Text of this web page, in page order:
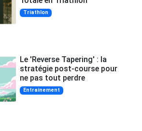
Triathlon
Le 'Reverse Tapering' : la
stratégie post-course pour
ne pas tout perdre
Entrainement